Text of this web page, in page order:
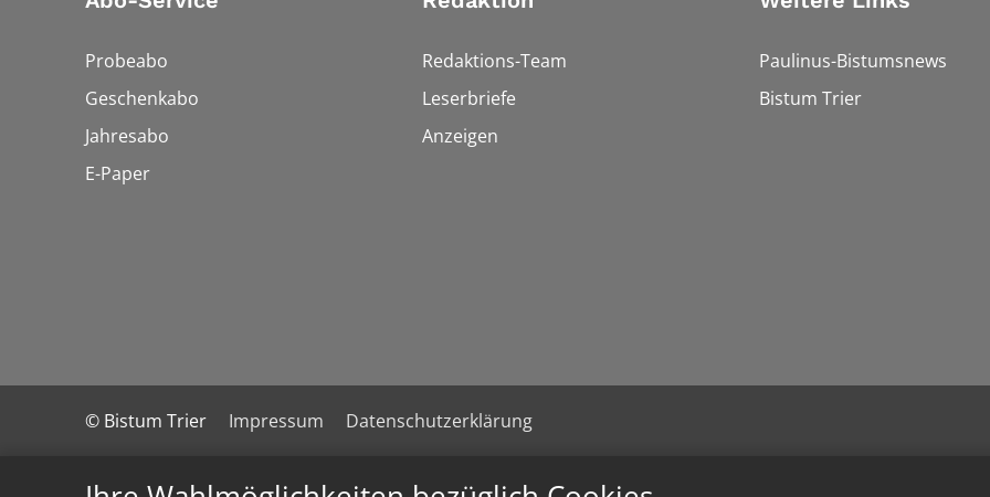
Probeabo
Geschenkabo
Jahresabo
E-Paper
Redaktions-Team
Leserbriefe
Anzeigen
Paulinus-Bistumsnews
Bistum Trier
© Bistum Trier Impressum Datenschutzerklärung